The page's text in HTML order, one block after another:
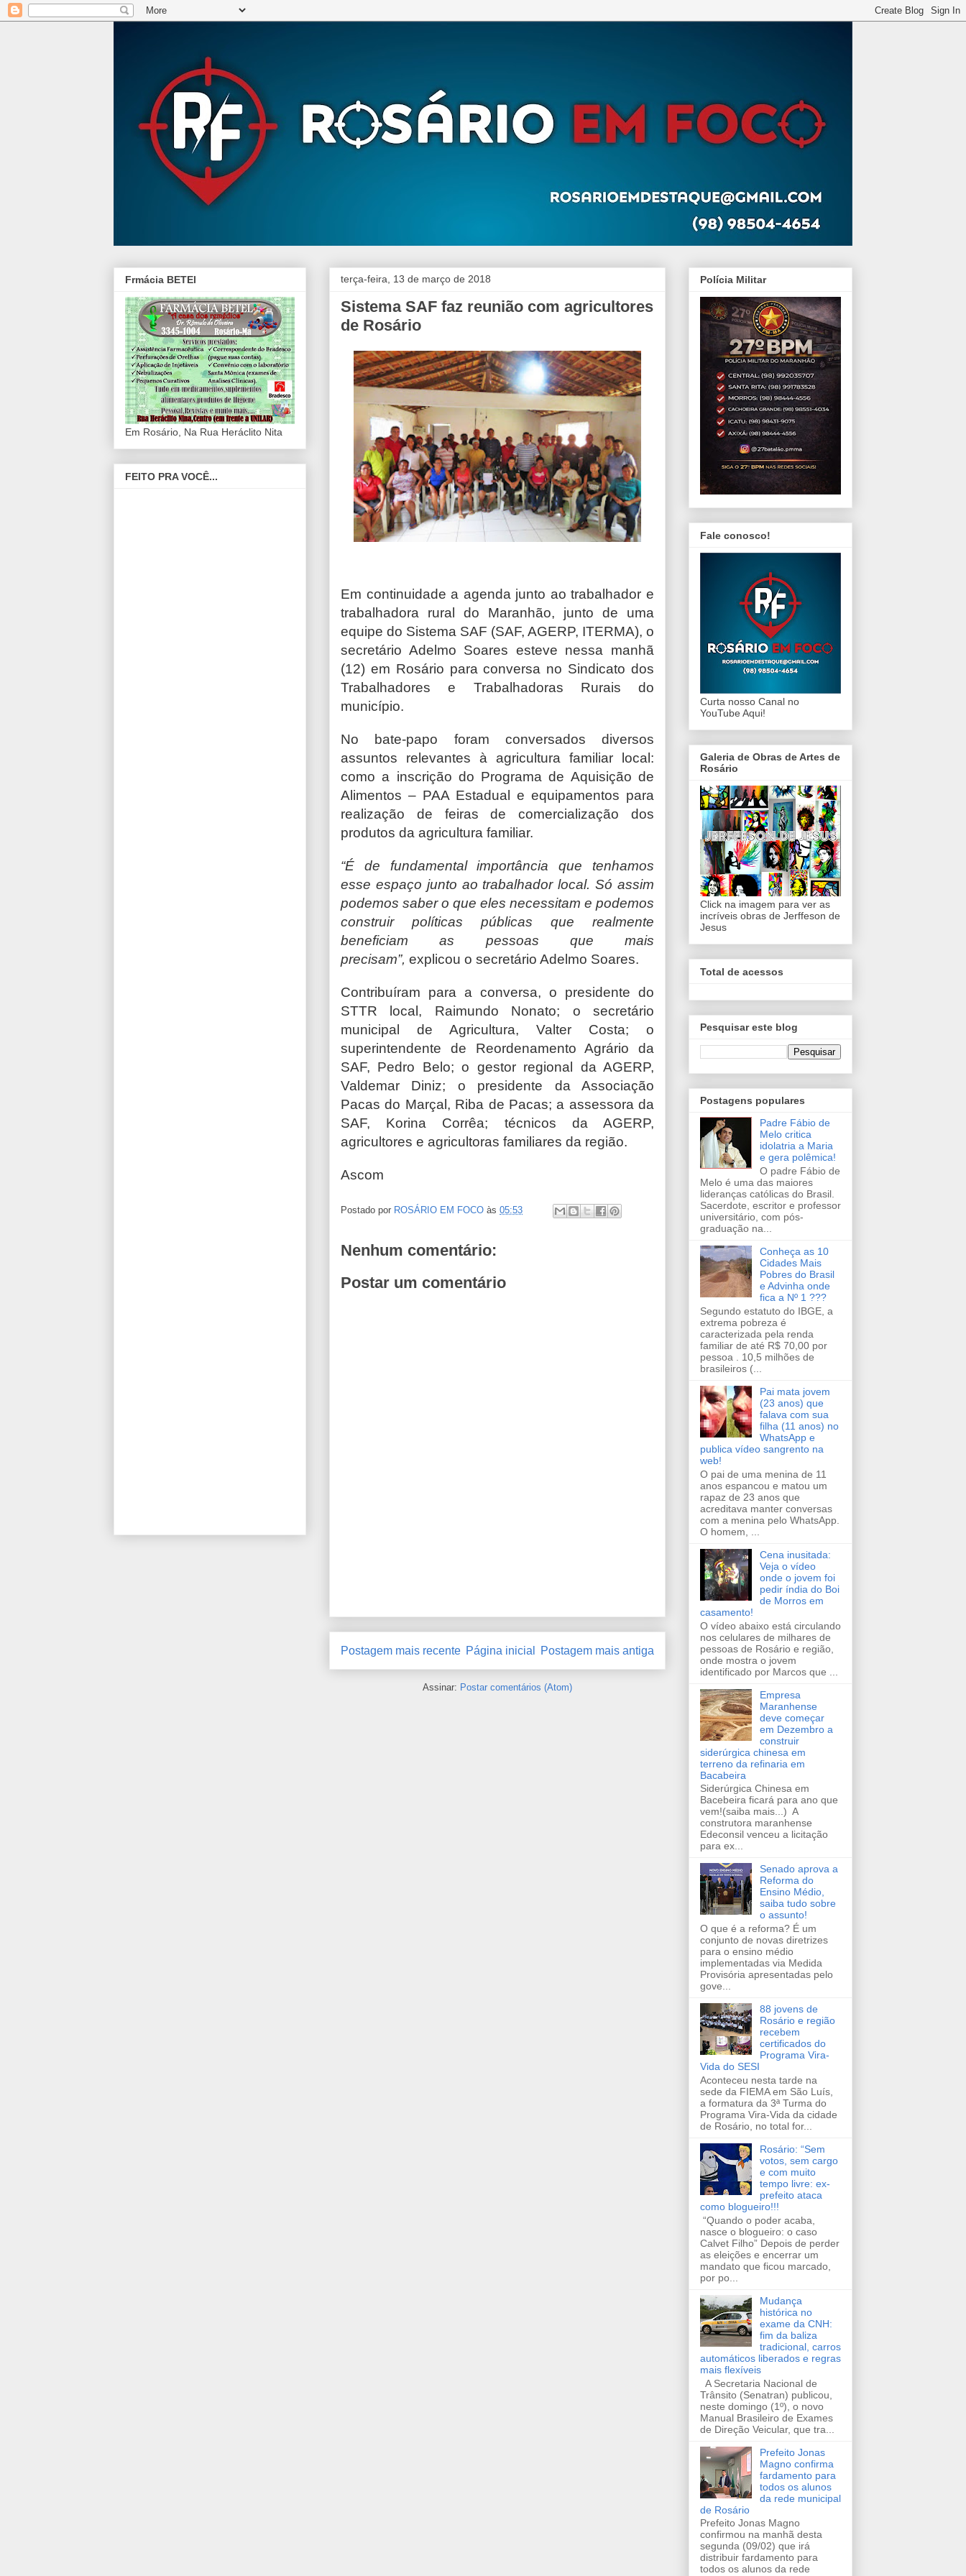
terça-feira, 13 de março de 2018
Sistema SAF faz reunião com agricultores
de Rosário
Em continuidade a agenda junto ao trabalhador e
trabalhadora rural do Maranhão, junto de uma
equipe do Sistema SAF (SAF, AGERP, ITERMA), o
secretário Adelmo Soares esteve nessa manhã
(12) em Rosário para conversa no Sindicato dos
Trabalhadores e Trabalhadoras Rurais do
município.
No bate-papo foram conversados diversos
assuntos relevantes à agricultura familiar local:
como a inscrição do Programa de Aquisição de
Alimentos – PAA Estadual e equipamentos para
realização de feiras de comercialização dos
produtos da agricultura familiar.
“É de fundamental importância que tenhamos
esse espaço junto ao trabalhador local. Só assim
podemos saber o que eles necessitam e podemos
construir políticas públicas que realmente
beneficiam as pessoas que mais
precisam”, explicou o secretário Adelmo Soares.
Contribuíram para a conversa, o presidente do
STTR local, Raimundo Nonato; o secretário
municipal de Agricultura, Valter Costa; o
superintendente de Reordenamento Agrário da
SAF, Pedro Belo; o gestor regional da AGERP,
Valdemar Diniz; o presidente da Associação
Pacas do Marçal, Riba de Pacas; a assessora da
SAF, Korina Corrêa; técnicos da AGERP,
agricultores e agricultoras familiares da região.
Ascom
Postado por ROSÁRIO EM FOCO às 05:53
Nenhum comentário:
Postar um comentário
Postagem mais recente Postagem mais antiga
Página inicial
Assinar: Postar comentários (Atom)
Frmácia BETEl
Em Rosário, Na Rua Heráclito Nita
FEITO PRA VOCÊ...
Polícia Militar
Fale conosco!
Curta nosso Canal no
YouTube Aqui!
Galeria de Obras de Artes de
Rosário
Click na imagem para ver as
incríveis obras de Jerffeson de
Jesus
Total de acessos
Pesquisar este blog
Postagens populares
Padre Fábio de
Melo critica
idolatria a Maria
e gera polêmica!
O padre Fábio de
Melo é uma das maiores
lideranças católicas do Brasil.
Sacerdote, escritor e professor
universitário, com pós-
graduação na...
Conheça as 10
Cidades Mais
Pobres do Brasil
e Advinha onde
fica a Nº 1 ???
Segundo estatuto do IBGE, a
extrema pobreza é
caracterizada pela renda
familiar de até R$ 70,00 por
pessoa . 10,5 milhões de
brasileiros (...
Pai mata jovem
(23 anos) que
falava com sua
filha (11 anos) no
WhatsApp e
publica vídeo sangrento na
web!
O pai de uma menina de 11
anos espancou e matou um
rapaz de 23 anos que
acreditava manter conversas
com a menina pelo WhatsApp.
O homem, ...
Cena inusitada:
Veja o vídeo
onde o jovem foi
pedir índia do Boi
de Morros em
casamento!
O vídeo abaixo está circulando
nos celulares de milhares de
pessoas de Rosário e região,
onde mostra o jovem
identificado por Marcos que ...
Empresa
Maranhense
deve começar
em Dezembro a
construir
siderúrgica chinesa em
terreno da refinaria em
Bacabeira
Siderúrgica Chinesa em
Bacebeira ficará para ano que
vem!(saiba mais...) A
construtora maranhense
Edeconsil venceu a licitação
para ex...
Senado aprova a
Reforma do
Ensino Médio,
saiba tudo sobre
o assunto!
O que é a reforma? É um
conjunto de novas diretrizes
para o ensino médio
implementadas via Medida
Provisória apresentadas pelo
gove...
88 jovens de
Rosário e região
recebem
certificados do
Programa Vira-
Vida do SESI
Aconteceu nesta tarde na
sede da FIEMA em São Luís,
a formatura da 3ª Turma do
Programa Vira-Vida da cidade
de Rosário, no total for...
Rosário: “Sem
votos, sem cargo
e com muito
tempo livre: ex-
prefeito ataca
como blogueiro!!!
“Quando o poder acaba,
nasce o blogueiro: o caso
Calvet Filho” Depois de perder
as eleições e encerrar um
mandato que ficou marcado,
por po...
Mudança
histórica no
exame da CNH:
fim da baliza
tradicional, carros
automáticos liberados e regras
mais flexíveis
A Secretaria Nacional de
Trânsito (Senatran) publicou,
neste domingo (1º), o novo
Manual Brasileiro de Exames
de Direção Veicular, que tra...
Prefeito Jonas
Magno confirma
fardamento para
todos os alunos
da rede municipal
de Rosário
Prefeito Jonas Magno
confirmou na manhã desta
segunda (09/02) que irá
distribuir fardamento para
todos os alunos da rede